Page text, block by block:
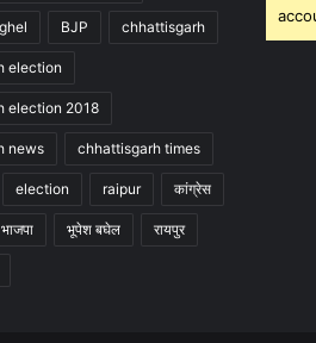
BJP chhattisgarh
election
election 2018
news chhattisgarh times
election raipur कांग्रेस
भाजपा भूपेश बघेल रायपुर